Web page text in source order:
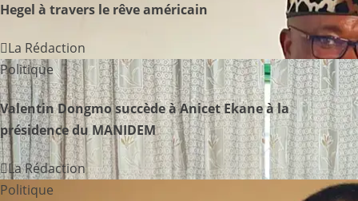
o
n
d
e
l
’
Hegel à travers le rêve américain
La Rédaction
Politique
Valentin Dongmo succède à Anicet Ekane à la
présidence du MANIDEM
La Rédaction
Politique